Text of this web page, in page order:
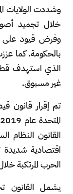
وشددت الولايات
خلال تجميد أصول
وفرض قيود على
الذي استهدف
غير مسبوق.
تم إقرار قانون
القانون
اقتصادية
الحرب المرتكبة
يشمل القانون